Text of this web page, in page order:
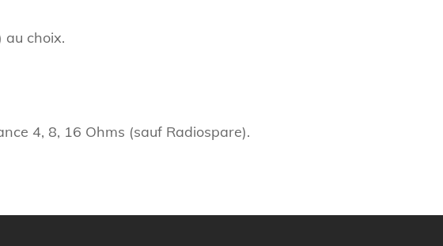
au choix.
4, 8, 16 Ohms (sauf Radiospare).